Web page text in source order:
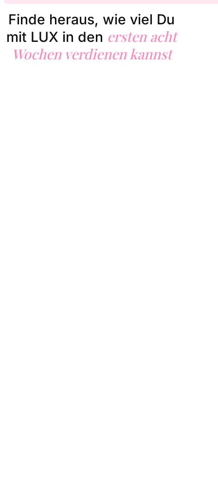
Finde heraus, wie viel Du
mit LUX in den ersten acht
Wochen verdienen kannst